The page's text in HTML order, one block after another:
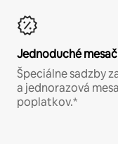
Jednoduché
Špeciálne sadzby
a jednorazová
poplatkov.*